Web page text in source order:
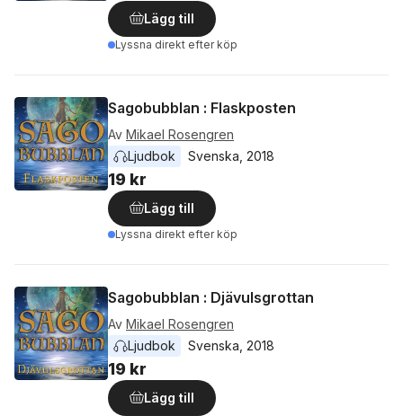
Lägg till
Lyssna direkt efter köp
Sagobubblan : Flaskposten
Av Mikael Rosengren
Ljudbok
Svenska 2018
19 kr
Lägg till
Lyssna direkt efter köp
Sagobubblan : Djävulsgrottan
Av Mikael Rosengren
Ljudbok
Svenska 2018
19 kr
Lägg till